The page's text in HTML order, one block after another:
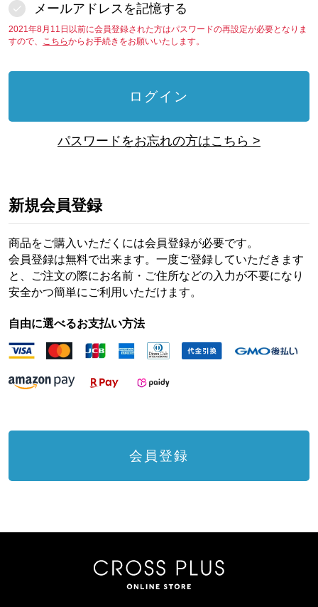
メールアドレスを記憶する
2021年8月11日以前に会員登録された方はパスワードの再設定が必要となりま
すので、
こちらからお手続きをお願いいたします。
ログイン
パスワードをお忘れの方はこちら >
新規会員登録
商品をご購入いただくには会員登録が必要です。
会員登録は無料で出来ます。一度ご登録していただきます
と、ご注文の際にお名前・ご住所などの入力が不要になり
安全かつ簡単にご利用いただけます。
自由に選べるお支払い方法
会員登録